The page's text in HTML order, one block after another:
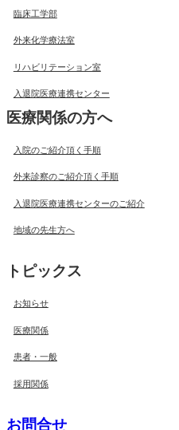
臨床工学部
外来化学療法室
リハビリテーション室
入退院医療連携センター
医療関係の方へ
入院のご紹介頂く手順
外来診察のご紹介頂く手順
入退院医療連携センターのご紹介
地域の先生方へ
トピックス
お知らせ
医療関係
患者・一般
採用関係
お問合せ